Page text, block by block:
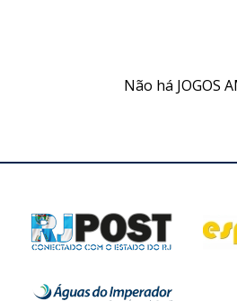
Não há JOGOS